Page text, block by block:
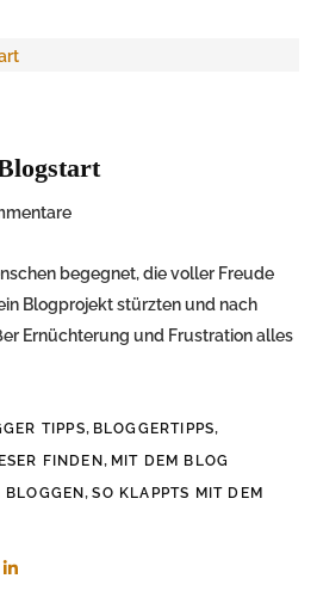
begegnet, die voller Freude
Blogprojekt stürzten und nach
Ernüchterung und Frustration alles
TIPPS, BLOGGERTIPPS,
FINDEN, MIT DEM BLOG
BLOGGEN,SO KLAPPTS MIT DEM